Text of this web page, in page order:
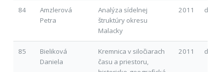
84
Amzlerová
Petra
Analýza sídelnej
štruktúry okresu
Malacky
2011 d
85
Bieliková
Daniela
Kremnica v siločiarach
času a priestoru,
2011 d